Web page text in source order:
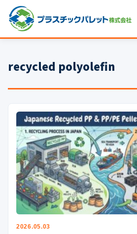
パレットサイズ
プラパレット
コンテナ
中古パレット
再生原料
梱包資材
イラン情勢まとめ
公式ブログ
recycled polyolefin
2026.05.03